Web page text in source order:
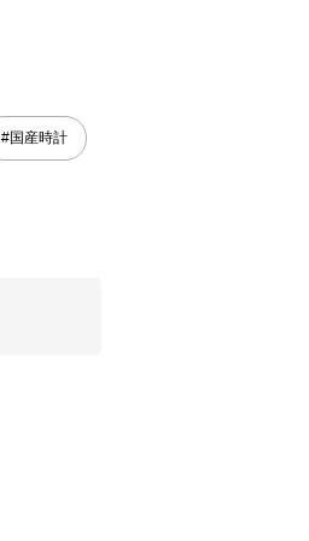
#国産時計